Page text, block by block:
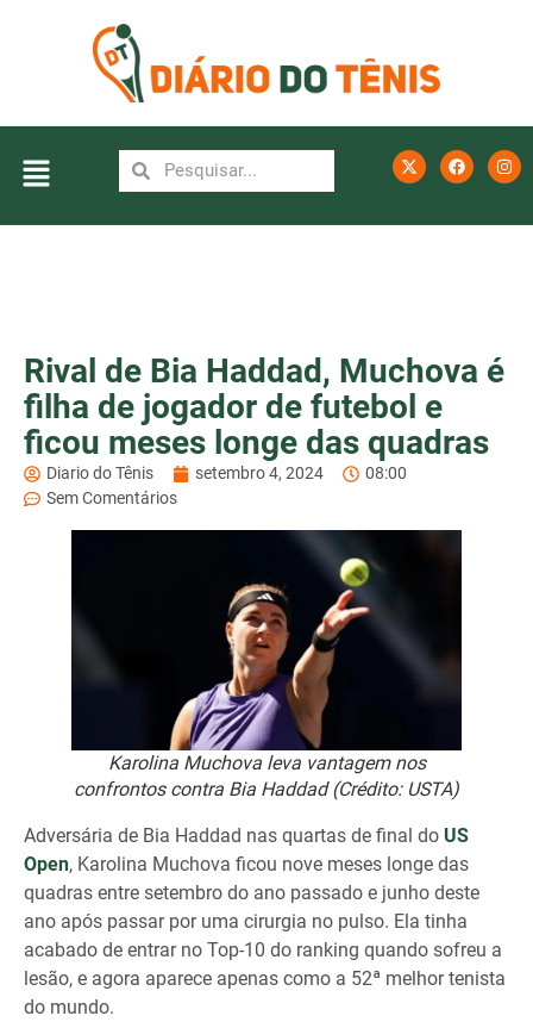
Rival de Bia Haddad, Muchova é
filha de jogador de futebol e
ficou meses longe das quadras
Diario do Tênis setembro 4, 2024
08:00
Sem Comentários
Karolina Muchova leva vantagem nos
confrontos contra Bia Haddad (Crédito: USTA)
Adversária de Bia Haddad nas quartas de final do US
Open, Karolina Muchova ficou nove meses longe das
quadras entre setembro do ano passado e junho deste
ano após passar por uma cirurgia no pulso. Ela tinha
acabado de entrar no Top-10 do ranking quando sofreu a
lesão, e agora aparece apenas como a 52ª melhor tenista
do mundo.